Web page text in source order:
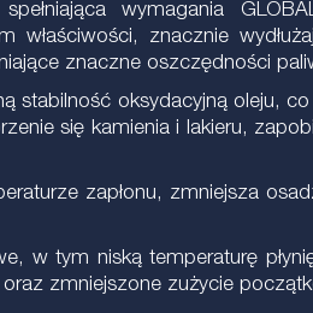
wymagania
znacznie
znaczne oszczędności
stabilność oksydacyjną oleju,
się kamienia i lakieru,
zapłonu, zmniejsza
w tym niską temperaturę
zmniejszone zużycie